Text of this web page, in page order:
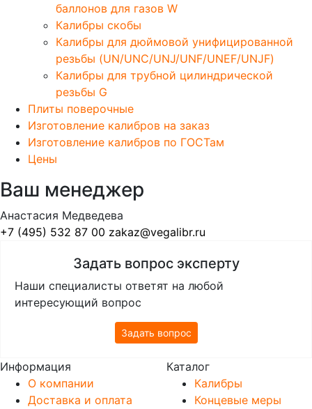
баллонов для газов W
Калибры скобы
Калибры для дюймовой унифицированной
резьбы (UN/UNC/UNJ/UNF/UNEF/UNJF)
Калибры для трубной цилиндрической
резьбы G
Плиты поверочные
Изготовление калибров на заказ
Изготовление калибров по ГОСТам
Цены
Ваш менеджер
Анастасия Медведева
+7 (495) 532 87 00 zakaz@vegalibr.ru
Задать вопрос эксперту
Наши специалисты ответят на любой
интересующий вопрос
Задать вопрос
Информация
О компании
Доставка и оплата
Каталог
Калибры
Концевые меры